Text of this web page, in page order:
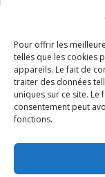
Pour offrir les
telles que les cookies
appareils. Le fait de
traiter des données
uniques sur ce site.
consentement peut
fonctions.
06 Juil 2026
Étude
01 Juil 2026
Pénurie du
Wallonie ?